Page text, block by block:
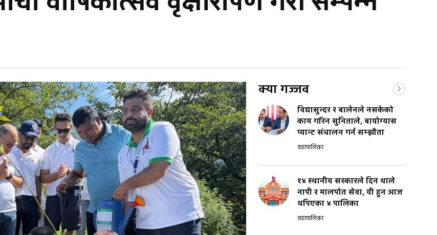
क्या गज्जव
विद्यासुन्दर र बालेनले नसकेको
काम गरिन सुनिताले, बायोग्यास
प्यान्ट संचालन गर्न सम्झौता
वडापालिका
१४ स्थानीय सरकारले दिन थाले
नापी र मालपोत सेवा, यी हुन आज
थपिएका ४ पालिका
वडापालिका